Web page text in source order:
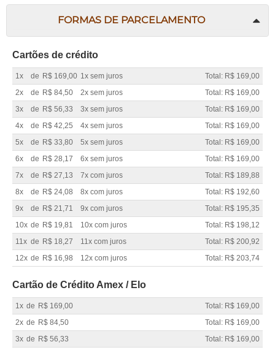
FORMAS DE PARCELAMENTO
Cartões de crédito
1x de R$ 169,00 1x sem juros
Total: R$ 169,00
2x
de R$ 84,50 2x sem juros
Total: R$ 169,00
3x
de R$ 56,33 3x sem juros
Total: R$ 169,00
4x
de R$ 42,25 4x sem juros
Total: R$ 169,00
5x
de R$ 33,80 5x sem juros
Total: R$ 169,00
6x
de R$ 28,17 6x sem juros
Total: R$ 169,00
7x
de R$ 27,13 7x com juros
Total: R$ 189,88
8x
de R$ 24,08 8x com juros
Total: R$ 192,60
9x
de R$ 21,71 9x com juros
Total: R$ 195,35
10x de R$ 19,81 10x com juros
Total: R$ 198,12
11x de R$ 18,27 11x com juros
Total: R$ 200,92
12x de R$ 16,98 12x com juros Total: R$ 203,74
Cartão de Crédito Amex / Elo
1x de R$ 169,00
Total: R$ 169,00
2x de R$ 84,50
Total: R$ 169,00
3x de R$ 56,33
Total: R$ 169,00